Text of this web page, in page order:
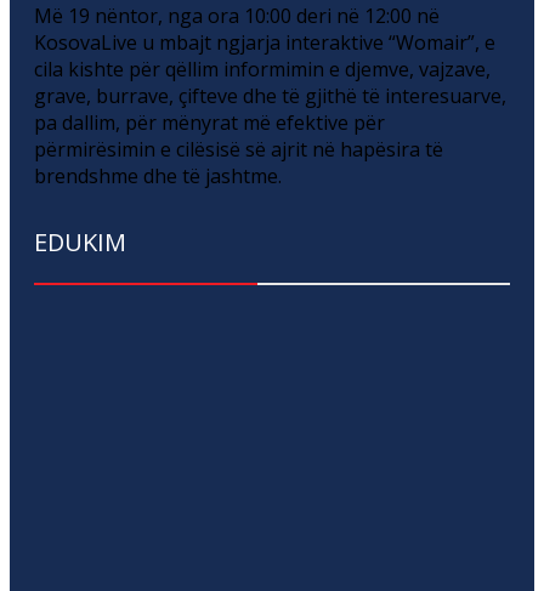
Më 19 nëntor, nga ora 10:00 deri në 12:00 në
KosovaLive u mbajt ngjarja interaktive “Womair”, e
cila kishte për qëllim informimin e djemve, vajzave,
grave, burrave, çifteve dhe të gjithë të interesuarve,
pa dallim, për mënyrat më efektive për
përmirësimin e cilësisë së ajrit në hapësira të
brendshme dhe të jashtme.
EDUKIM